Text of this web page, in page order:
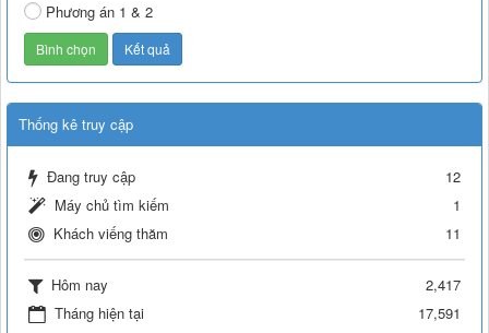
Phương án 1 & 2
Thống kê truy cập
Đang truy cập
12
Máy chủ tìm kiếm
1
Khách viếng thăm
11
Hôm nay
2,417
Tháng hiện tại
17,591